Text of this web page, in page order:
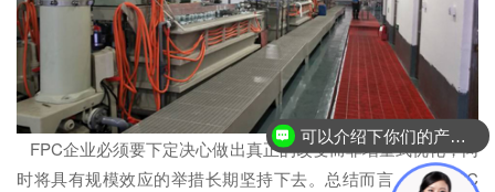
FPC企业必须要下定决心做出真正的改变而非增量式优化，同
时将具有规模效应的举措长期坚持下去。总结而言，中国FPC
可以介绍下你们的产品么？